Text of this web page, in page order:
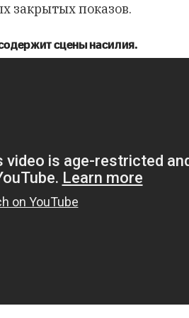
закрытых показов.
сцены насилия.